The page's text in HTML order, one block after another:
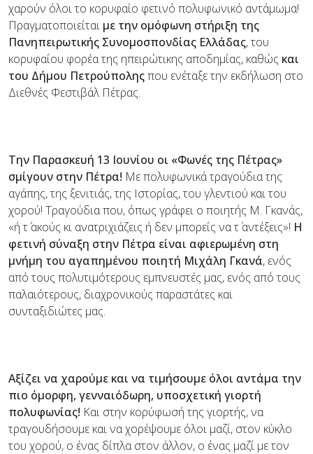
χαρούν όλοι το κορυφαίο φετινό πολυφωνικό αντάμωμα!
Πραγματοποιείται με την ομόφωνη στήριξη της
Πανηπειρωτικής Συνομοσπονδίας Ελλάδας, του
κορυφαίου φορέα της ηπειρώτικης αποδημίας, καθώς και
του Δήμου Πετρούποληςπου ενέταξε την εκδήλωση στο
Διεθνές Φεστιβάλ Πέτρας.
Την Παρασκευή 13 Ιουνίου οι «Φωνές της Πέτρας»
σμίγουν στην Πέτρα! Με πολυφωνικά τραγούδια της
αγάπης, της ξενιτιάς, της Ιστορίας, του γλεντιού και του
χορού! Τραγούδια που, όπως γράφει ο ποιητής Μ. Γκανάς,
«ή τ΄ ακούς κι ανατριχιάζεις ή δεν μπορείς να τ΄ αντέξεις»! Η
φετινή σύναξη στην Πέτρα είναι αφιερωμένη στη
μνήμη του αγαπημένου ποιητή Μιχάλη Γκανά, ενός
από τους πολυτιμότερους εμπνευστές μας, ενός από τους
παλαιότερους, διαχρονικούς παραστάτες και
συνταξιδιώτες μας.
Αξίζει να χαρούμε και να τιμήσουμε όλοι αντάμα την
πιο όμορφη, γενναιόδωρη, υποσχετική γιορτή
πολυφωνίας! Και στην κορύφωσή της γιορτής, να
τραγουδήσουμε και να χορέψουμε όλοι μαζί, στον κύκλο
του χορού, ο ένας δίπλα στον άλλον, ο ένας μαζί με τον